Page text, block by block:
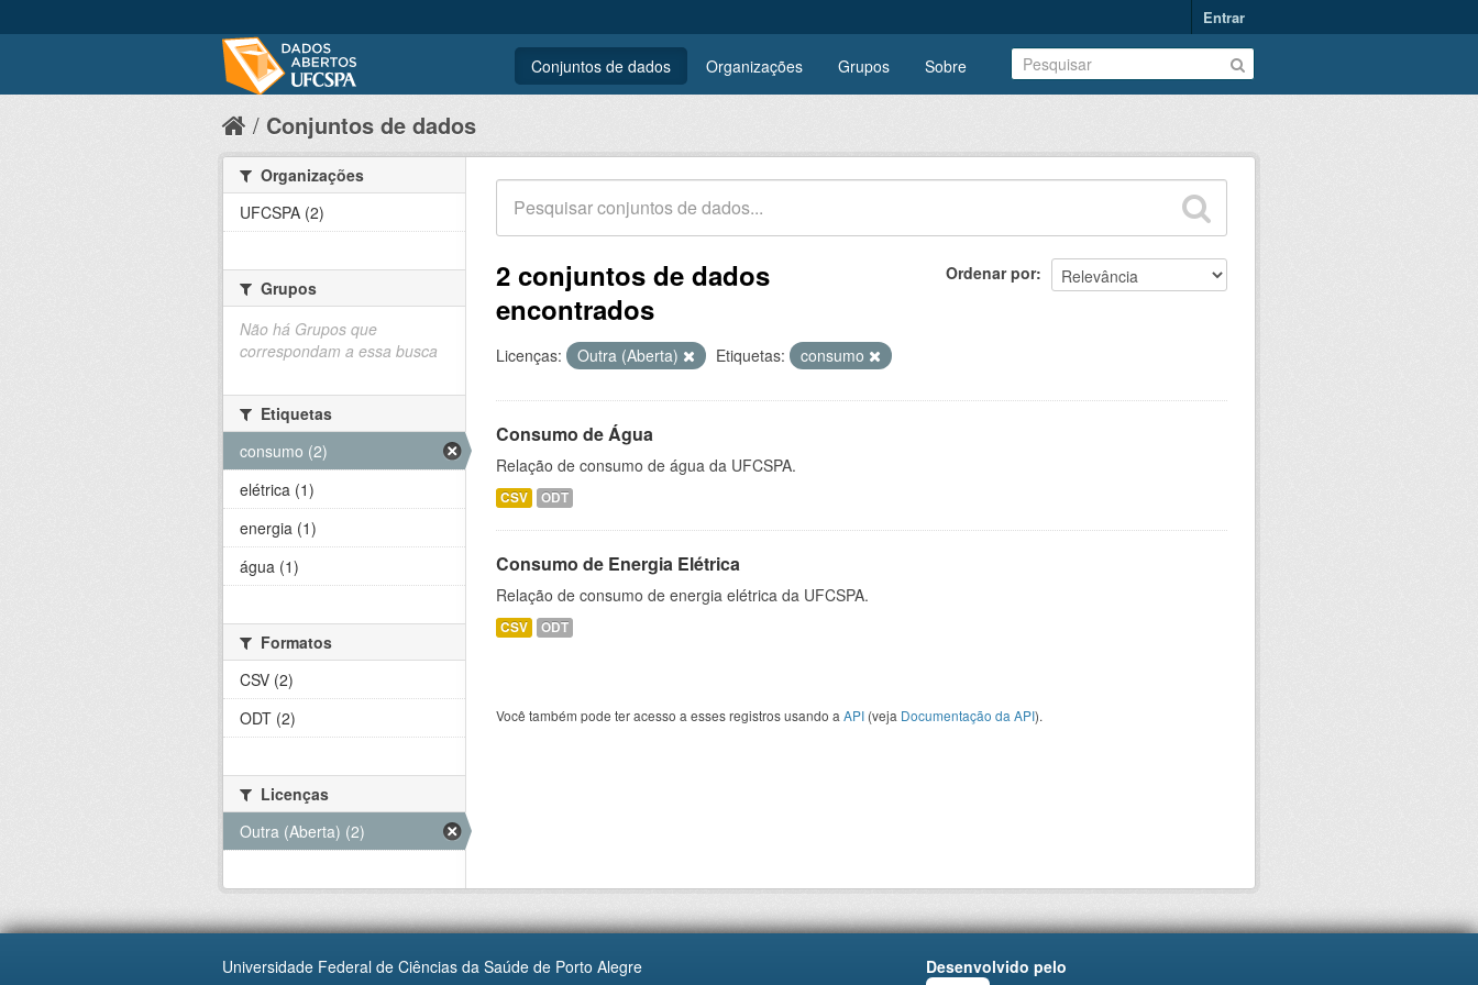
Entrar
Conjuntos de dados Organizações Grupos Sobre
Conjuntos de dados
Ordenar por
2 conjuntos de dados
encontrados
Licenças: Outra (Aberta) Etiquetas: consumo
Consumo de Água
Relação de consumo de água da UFCSPA.
CSV ODT
Consumo de Energia Elétrica
Relação de consumo de energia elétrica da UFCSPA.
CSV ODT
Você também pode ter acesso a esses registros usando a API (veja Documentação da API).
Organizações
UFCSPA (2)
Grupos
Não há Grupos que
correspondam a essa busca
Etiquetas
consumo (2)
elétrica (1)
energia (1)
água (1)
Formatos
CSV (2)
ODT (2)
Licenças
Outra (Aberta) (2)
Universidade Federal de Ciências da Saúde de Porto Alegre
Desenvolvido pelo